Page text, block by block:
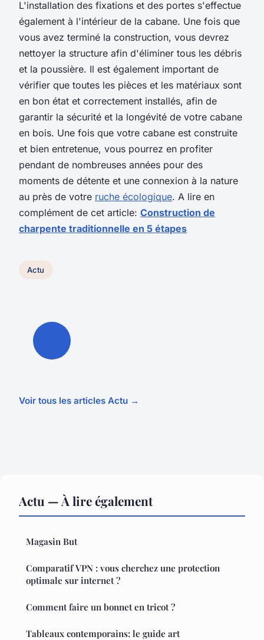
L'installation des fixations et des portes s'effectue
également à l'intérieur de la cabane. Une fois que
vous avez terminé la construction, vous devrez
nettoyer la structure afin d'éliminer tous les débris
et la poussière. Il est également important de
vérifier que toutes les pièces et les matériaux sont
en bon état et correctement installés, afin de
garantir la sécurité et la longévité de votre cabane
en bois. Une fois que votre cabane est construite
et bien entretenue, vous pourrez en profiter
pendant de nombreuses années pour des
moments de détente et une connexion à la nature
au près de votre ruche écologique. A lire en
complément de cet article: Construction de
charpente traditionnelle en 5 étapes
Actu
Voir tous les articles Actu →
Actu — À lire également
Magasin But
Comparatif VPN : vous cherchez une protection
optimale sur internet ?
Comment faire un bonnet en tricot ?
Tableaux contemporains: le guide art